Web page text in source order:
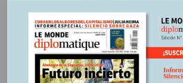
5 octubre, 2022
Escrito por: